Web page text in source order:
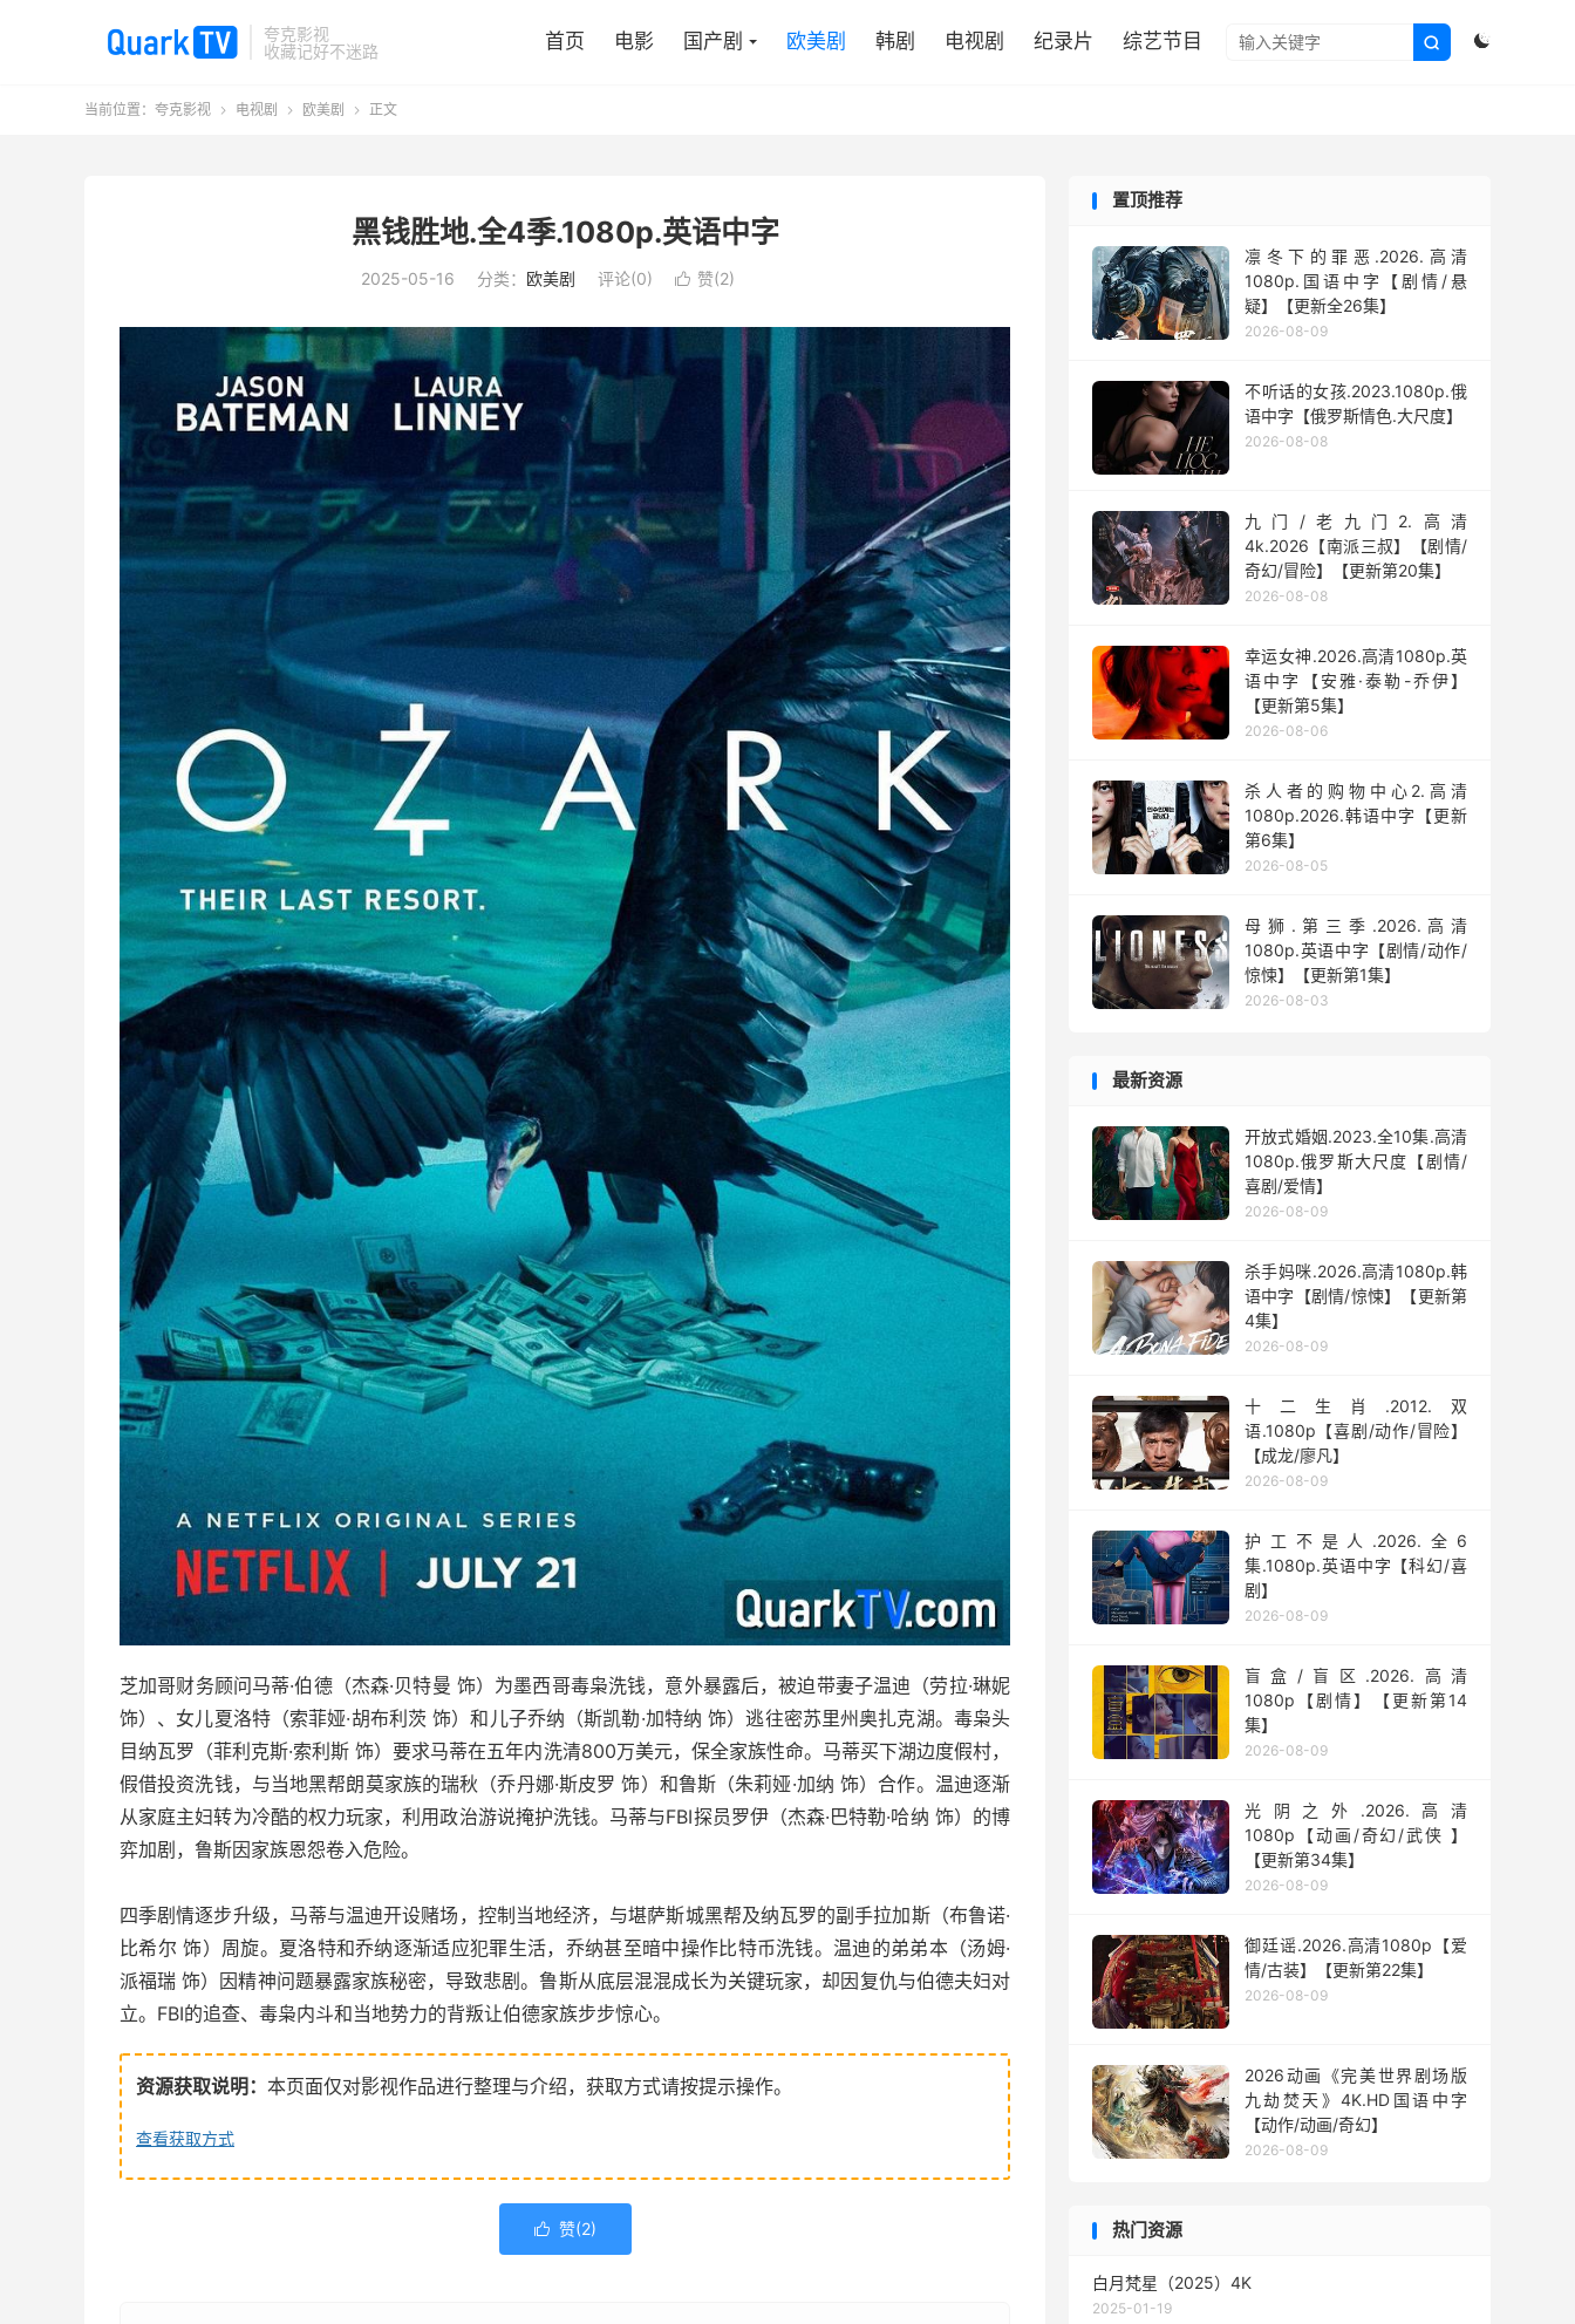
夸克影视
收藏记好不迷路


首页 电影 国产剧 欧美剧 韩剧 电视剧 纪录片 综艺节目
当前位置： 夸克影视  电视剧  欧美剧  正文
黑钱胜地.全4季.1080p.英语中字
2025-05-16 分类： 欧美剧 评论(0)  赞(2)
芝加哥财务顾问马蒂·伯德（杰森·贝特曼 饰）为墨西哥毒枭洗钱，意外暴露后，被迫带妻子温迪（劳拉·琳妮
饰）、女儿夏洛特（索菲娅·胡布利茨 饰）和儿子乔纳（斯凯勒·加特纳 饰）逃往密苏里州奥扎克湖。毒枭头
目纳瓦罗（菲利克斯·索利斯 饰）要求马蒂在五年内洗清800万美元，保全家族性命。马蒂买下湖边度假村，
假借投资洗钱，与当地黑帮朗莫家族的瑞秋（乔丹娜·斯皮罗 饰）和鲁斯（朱莉娅·加纳 饰）合作。温迪逐渐
从家庭主妇转为冷酷的权力玩家，利用政治游说掩护洗钱。马蒂与FBI探员罗伊（杰森·巴特勒·哈纳 饰）的博
弈加剧，鲁斯因家族恩怨卷入危险。
四季剧情逐步升级，马蒂与温迪开设赌场，控制当地经济，与堪萨斯城黑帮及纳瓦罗的副手拉加斯（布鲁诺·
比希尔 饰）周旋。夏洛特和乔纳逐渐适应犯罪生活，乔纳甚至暗中操作比特币洗钱。温迪的弟弟本（汤姆·
派福瑞 饰）因精神问题暴露家族秘密，导致悲剧。鲁斯从底层混混成长为关键玩家，却因复仇与伯德夫妇对
立。FBI的追查、毒枭内斗和当地势力的背叛让伯德家族步步惊心。
资源获取说明： 本页面仅对影视作品进行整理与介绍，获取方式请按提示操作。
查看获取方式
 赞(2)
置顶推荐
凛冬下的罪恶.2026.高清
1080p.国语中字【剧情/悬
疑】【更新全26集】
2026-08-09
不听话的女孩.2023.1080p.俄
语中字【俄罗斯情色.大尺度】
2026-08-08
九门/老九门2.高清
4k.2026【南派三叔】【剧情/
奇幻/冒险】【更新第20集】
2026-08-08
幸运女神.2026.高清1080p.英
语中字【安雅·泰勒-乔伊】
【更新第5集】
2026-08-06
杀人者的购物中心2.高清
1080p.2026.韩语中字【更新
第6集】
2026-08-05
母狮.第三季.2026.高清
1080p.英语中字【剧情/动作/
惊悚】【更新第1集】
2026-08-03
最新资源
开放式婚姻.2023.全10集.高清
1080p.俄罗斯大尺度【剧情/
喜剧/爱情】
2026-08-09
杀手妈咪.2026.高清1080p.韩
语中字【剧情/惊悚】【更新第
4集】
2026-08-09
十二生肖.2012.双
语.1080p【喜剧/动作/冒险】
【成龙/廖凡】
2026-08-09
护工不是人.2026.全6
集.1080p.英语中字【科幻/喜
剧】
2026-08-09
盲盒/盲区.2026.高清
1080p【剧情】【更新第14
集】
2026-08-09
光阴之外.2026.高清
1080p【动画/奇幻/武侠 】
【更新第34集】
2026-08-09
御廷谣.2026.高清1080p【爱
情/古装】【更新第22集】
2026-08-09
2026动画《完美世界剧场版
九劫焚天》4K.HD国语中字
【动作/动画/奇幻】
2026-08-09
热门资源
白月梵星（2025）4K
2025-01-19